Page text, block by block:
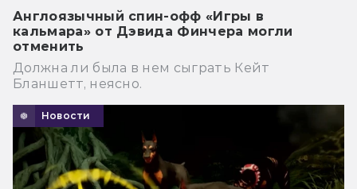
Англоязычный спин-офф «Игры в
кальмара» от Дэвида Финчера могли
отменить
Должна ли была в нем сыграть Кейт
Бланшетт, неясно.
Новости